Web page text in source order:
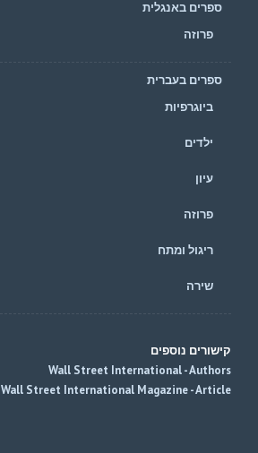
ספרים באנגלית
פרוזה
ספרים בעברית
ביוגרפיות
ילדים
עיון
פרוזה
ריגול ומתח
שירה
קישורים נוספים
Wall Street International - Authors
Wall Street International Magazine - Article